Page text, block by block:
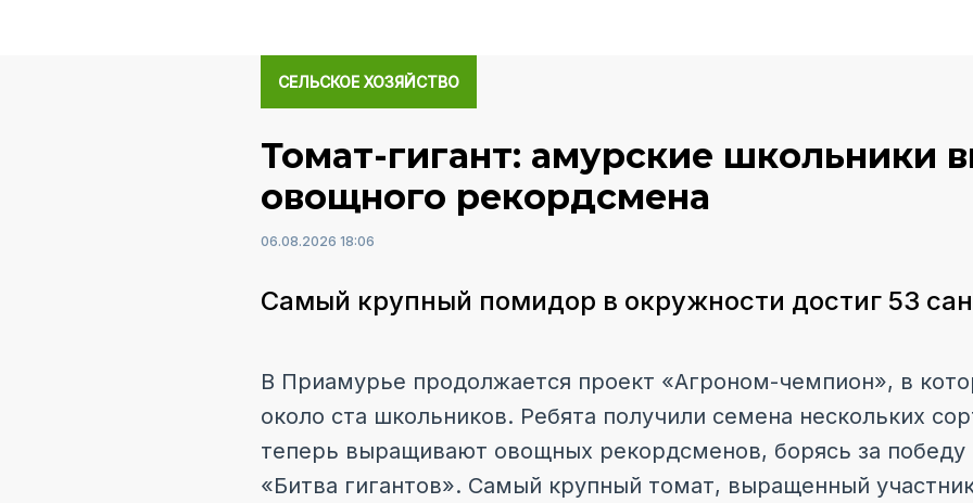
СЕЛЬСКОЕ ХОЗЯЙСТВО
Томат-гигант: амурские школьники
овощного рекордсмена
06.08.2026 18:06
Самый крупный помидор в окружности достиг 53
В Приамурье продолжается проект «Агроном-чемпион», в
около ста школьников. Ребята получили семена нескольких
теперь выращивают овощных рекордсменов, борясь за победу
«Битва гигантов». Самый крупный томат, выращенный